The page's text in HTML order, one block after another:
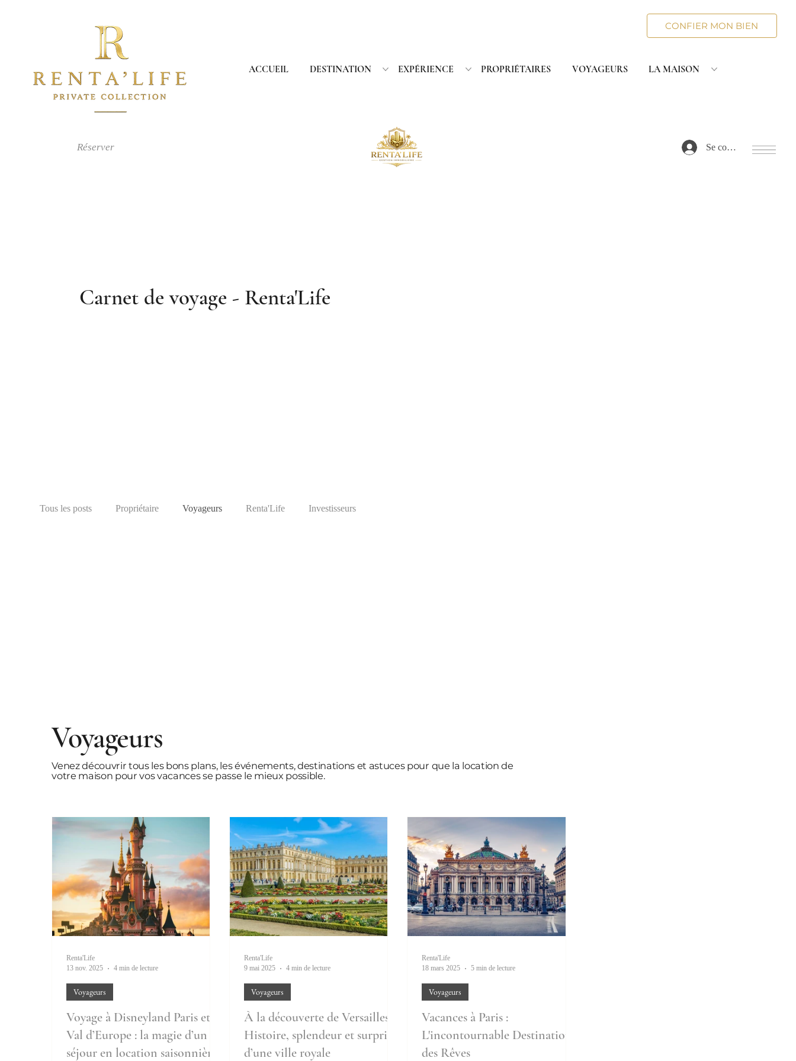
Réserver Se connecter
CONFIER MON BIEN
ACCUEIL DESTINATION EXPÉRIENCE PROPRIÉTAIRES VOYAGEURS LA MAISON
Carnet de voyage - Renta'Life
Tous les posts Propriétaire Voyageurs Renta'Life Investisseurs
Voyageurs
Venez découvrir tous les bons plans, les événements, destinations et astuces pour que la location de
votre maison pour vos vacances se passe le mieux possible.
Voyage à Disneyland Paris et
Val d’Europe : la magie d’un
séjour en location saisonnière
Voyageurs
Renta'Life
13 nov. 2025
4 min de lecture
À la découverte de Versailles :
Histoire, splendeur et surprises
d’une ville royale
Voyageurs
Renta'Life
9 mai 2025
4 min de lecture
Vacances à Paris :
L'incontournable Destination
des Rêves
Voyageurs
Renta'Life
18 mars 2025
5 min de lecture